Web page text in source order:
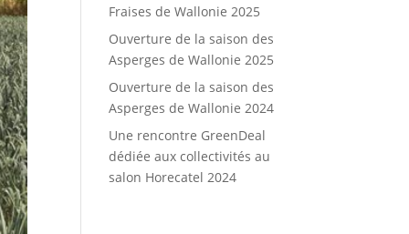
Fraises de Wallonie 2025
Ouverture de la saison des
Asperges de Wallonie 2025
Ouverture de la saison des
Asperges de Wallonie 2024
Une rencontre GreenDeal
dédiée aux collectivités au
salon Horecatel 2024